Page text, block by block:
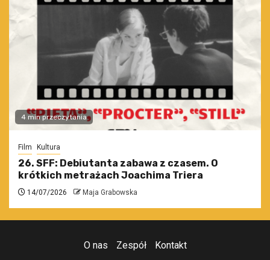
4 min przeczytania
Film Kultura
26. SFF: Debiutanta zabawa z czasem. O
krótkich metrażach Joachima Triera
14/07/2026 Maja Grabowska
O nas Zespół Kontakt